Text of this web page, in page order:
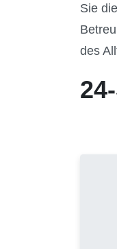
Sie
des